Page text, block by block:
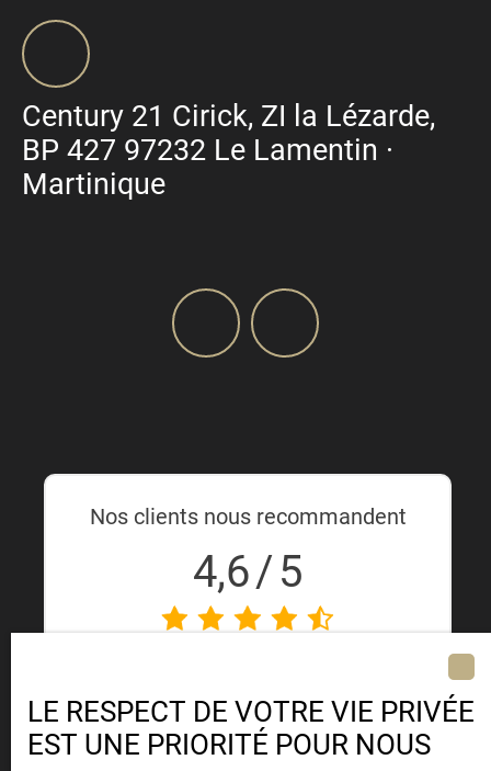
Century 21 Cirick, ZI la Lézarde,
BP 427 97232 Le Lamentin ·
Martinique
Nos clients nous recommandent
4,6/5
4,9/ 5
LE RESPECT DE VOTRE VIE PRIVÉE
EST UNE PRIORITÉ POUR NOUS